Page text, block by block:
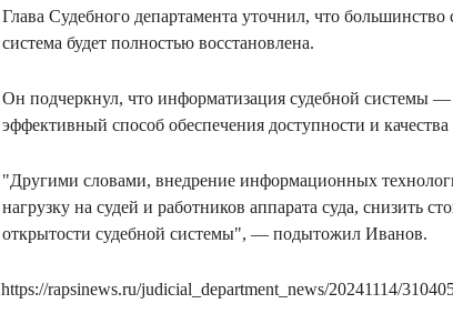
Глава Судебного департамента уточнил, что
система будет полностью восстановлена.
Он подчеркнул, что информатизация судебной системы
эффективный способ обеспечения доступности и качества
"Другими словами, внедрение информационных
нагрузку на судей и работников аппарата суда, снизить
открытости судебной системы", — подытожил Иванов.
https://rapsinews.ru/judicial_department_news/20241114/